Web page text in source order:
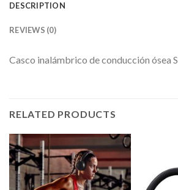
DESCRIPTION
REVIEWS (0)
Casco inalámbrico de conducción ósea
RELATED PRODUCTS